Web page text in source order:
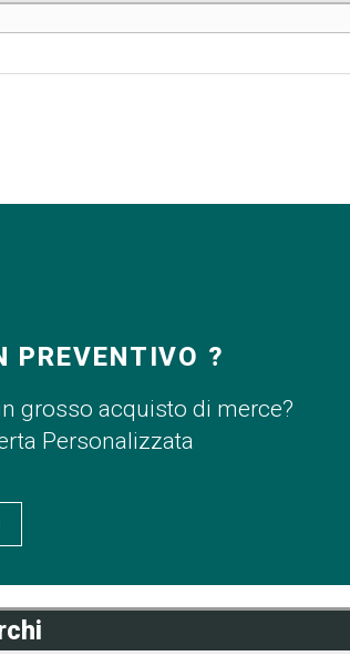
PREVENTIVO ?
grosso acquisto di merce?
Personalizzata